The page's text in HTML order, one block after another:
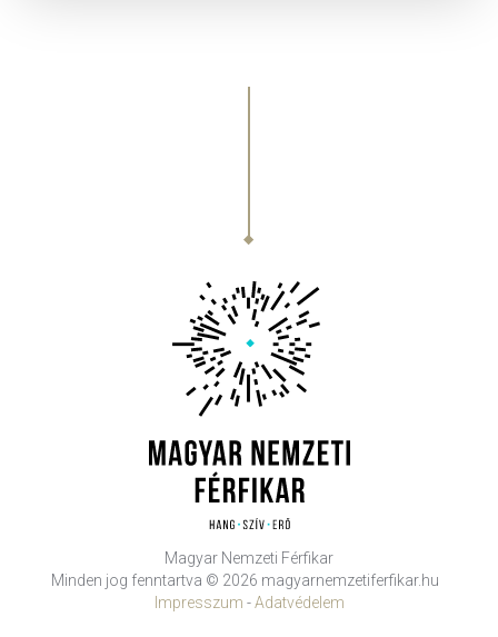
Magyar Nemzeti Férfikar
Minden jog fenntartva © 2026 magyarnemzetiferfikar.hu
Impresszum -Adatvédelem